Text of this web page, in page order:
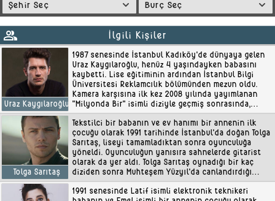
group İlgili Kişiler
Uraz Kaygılaroğlu
1987 senesinde İstanbul Kadıköy'de dünyaya gelen
Uraz Kaygılaroğlu, henüz 4 yaşındayken babasını
kaybetti. Lise eğitiminin ardından İstanbul Bilgi
Üniversitesi Reklamcılık bölümünden mezun oldu.
Kamera karşısına ilk kez 2008 yılında yayımlanan
"Milyonda Bir" isimli diziyle geçmiş sonrasında,
2011'de "Pis Yedili", 2012'..
Tolga Sarıtaş
Tekstilci bir babanın ve ev hanımı bir annenin ilk
çocuğu olarak 1991 tarihinde İstanbul'da doğan Tolga
Sarıtaş, liseyi tamamladıktan sonra oyunculuğa
yöneldi. Oyunculuğun yanısıra sahnelerde gitarist
olarak da yer aldı. Tolga Sarıtaş oynadığı bir kaç
diziden sonra Muhteşem Yüzyıl'da canlandırdığı
Tolga Sarıtaş karak..
1991 senesinde Latif isimli elektronik teknikeri